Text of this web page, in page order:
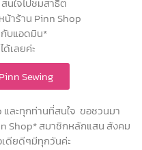
าร้าน Pinn Shop
บแอดมิน*
เลยค่ะ
Sewing
ละทุกท่านที่สนใจ ขอชวนมา
Shop* สมาชิกหลักแสน สังคม
ดียดีๆมีทุกวันค่ะ